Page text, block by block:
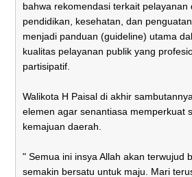
bahwa rekomendasi terkait pelayanan
pendidikan, kesehatan, dan
menjadi panduan (guideline) utama
kualitas pelayanan publik yang
partisipatif.
Walikota H Paisal di akhir
elemen agar senantiasa memperkuat
kemajuan daerah.
" Semua ini insya Allah akan terwujud
semakin bersatu untuk maju. Mari